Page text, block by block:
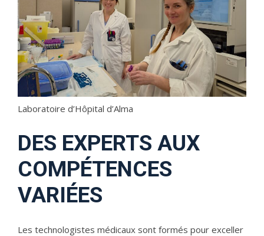
Laboratoire d’Hôpital d’Alma
DES EXPERTS AUX
COMPÉTENCES
VARIÉES
Les technologistes médicaux sont formés pour exceller